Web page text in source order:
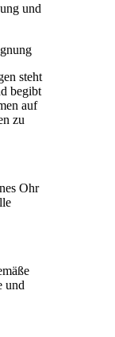
und
steht
begibt
auf
zu
Ohr
und